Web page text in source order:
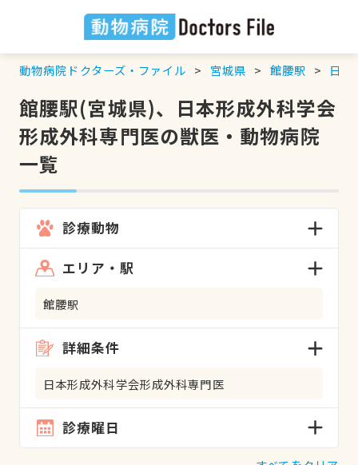
動物病院ドクターズ・ファイル 宮城県 館腰駅 日本
館腰駅(宮城県)、日本形成外科学会
形成外科専門医の獣医・動物病院
一覧
診療動物
エリア・駅
館腰駅
詳細条件
日本形成外科学会形成外科専門医
診療曜日